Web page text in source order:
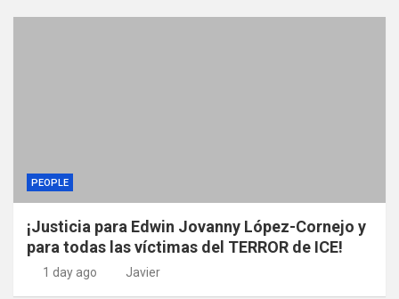
PEOPLE
¡Justicia para Edwin Jovanny López-Cornejo y
para todas las víctimas del TERROR de ICE!
1 day ago Javier